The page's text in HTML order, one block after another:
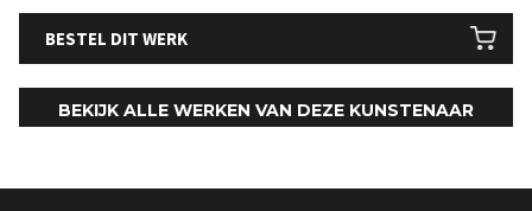
BESTEL DIT WERK
BEKIJK ALLE WERKEN VAN DEZE KUNSTENAAR